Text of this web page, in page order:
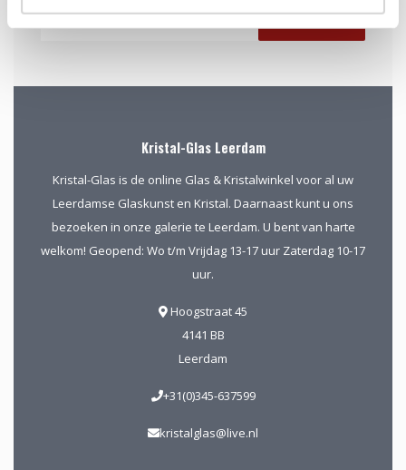
Kristal-Glas Leerdam
Kristal-Glas is de online Glas & Kristalwinkel voor al uw
Leerdamse Glaskunst en Kristal. Daarnaast kunt u ons
bezoeken in onze galerie te Leerdam. U bent van harte
welkom! Geopend: Wo t/m Vrijdag 13-17 uur Zaterdag 10-17
uur.
Hoogstraat 45
4141 BB
Leerdam
+31(0)345-637599
kristalglas@live.nl